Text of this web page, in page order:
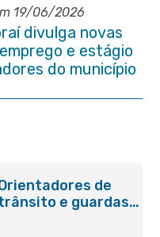
19/06/2026
divulga novas
e estágio
do município
de
e guardas